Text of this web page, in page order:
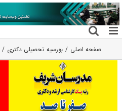
رفتن
به
محتوا
صفحه اصلی بورسیه تحصیلی دکتری